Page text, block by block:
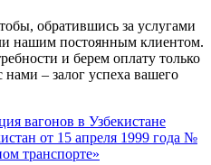
обратившись за услугами
нашим постоянным клиентом.
и берем оплату только
нами – залог успеха вашего
от 15 апреля 1999 года №
транспорте»